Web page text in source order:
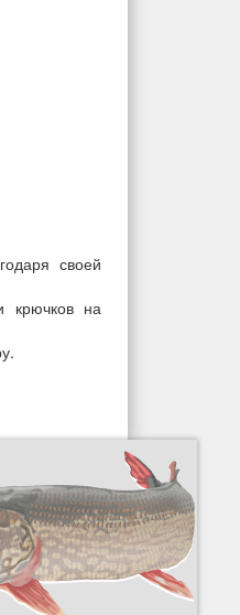
своей
крючков на